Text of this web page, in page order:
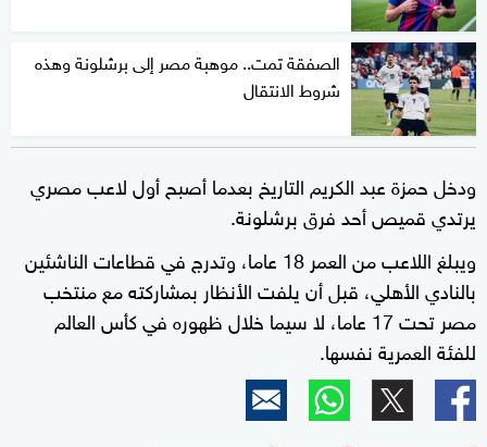
الصفقة تمت.. موهبة مصر إلى برشلونة وهذه
شروط الانتقال
ودخل حمزة عبد الكريم التاريخ بعدما أصبح أول لاعب مصري
يرتدي قميص أحد فرق برشلونة.
ويبلغ اللاعب من العمر 18 عاما، وتدرج في قطاعات الناشئين
بالنادي الأهلي، قبل أن يلفت الأنظار بمشاركته مع منتخب
مصر تحت 17 عاما، لا سيما خلال ظهوره في كأس العالم
للفئة العمرية نفسها.